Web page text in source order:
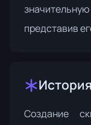
значительную
представив
Создание